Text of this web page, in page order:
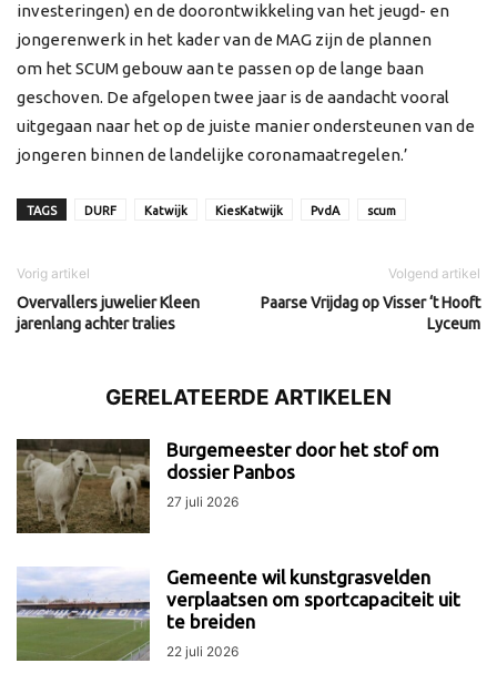
investeringen) en de doorontwikkeling van het jeugd- en
jongerenwerk in het kader van de MAG zijn de plannen
om het SCUM gebouw aan te passen op de lange baan
geschoven. De afgelopen twee jaar is de aandacht vooral
uitgegaan naar het op de juiste manier ondersteunen van de
jongeren binnen de landelijke coronamaatregelen.’
TAGS DURF Katwijk KiesKatwijk PvdA scum
Vorig artikel
Overvallers juwelier Kleen
jarenlang achter tralies
Volgend artikel
Paarse Vrijdag op Visser ‘t Hooft
Lyceum
GERELATEERDE ARTIKELEN
Burgemeester door het stof om
dossier Panbos
27 juli 2026
Gemeente wil kunstgrasvelden
verplaatsen om sportcapaciteit uit
te breiden
22 juli 2026